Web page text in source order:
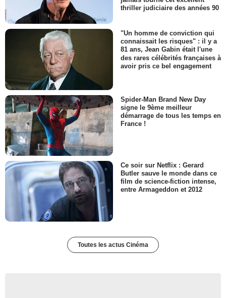
thriller judiciaire des années 90
"Un homme de conviction qui
connaissait les risques" : il y a
81 ans, Jean Gabin était l'une
des rares célébrités françaises à
avoir pris ce bel engagement
Spider-Man Brand New Day
signe le 9ème meilleur
démarrage de tous les temps en
France !
Ce soir sur Netflix : Gerard
Butler sauve le monde dans ce
film de science-fiction intense,
entre Armageddon et 2012
Toutes les actus Cinéma